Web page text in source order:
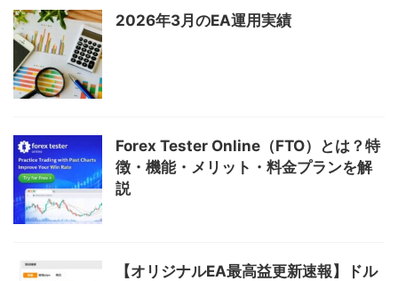
2026年3月のEA運用実績
Forex Tester Online（FTO）とは？特
徴・機能・メリット・料金プランを解
説
【オリジナルEA最高益更新速報】ドル